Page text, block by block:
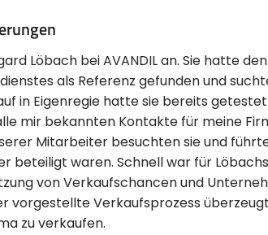
Löbach bei AVANDIL an. Sie hatte
als Referenz gefunden und
in Eigenregie hatte sie bereits
mir bekannten Kontakte für meine
Mitarbeiter besuchten sie und
beteiligt waren. Schnell war für
von Verkaufschancen und
vorgestellte Verkaufsprozess
zu verkaufen.